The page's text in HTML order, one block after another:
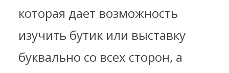
которая дает возможность
изучить бутик или выставку
буквально со всех сторон, а